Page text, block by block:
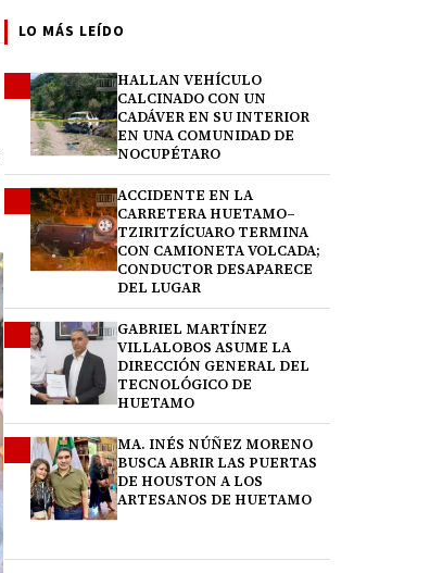
LO MÁS LEÍDO
HALLAN VEHÍCULO
CALCINADO CON UN
CADÁVER EN SU INTERIOR
EN UNA COMUNIDAD DE
NOCUPÉTARO
ACCIDENTE EN LA
CARRETERA HUETAMO–
TZIRITZÍCUARO TERMINA
CON CAMIONETA VOLCADA;
CONDUCTOR DESAPARECE
DEL LUGAR
GABRIEL MARTÍNEZ
VILLALOBOS ASUME LA
DIRECCIÓN GENERAL DEL
TECNOLÓGICO DE
HUETAMO
MA. INÉS NÚÑEZ MORENO
BUSCA ABRIR LAS PUERTAS
DE HOUSTON A LOS
ARTESANOS DE HUETAMO